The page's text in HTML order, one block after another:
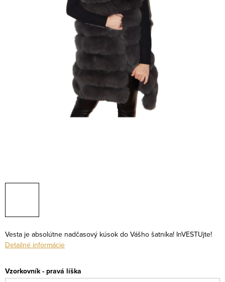
Vesta je absolútne nadčasový kúsok do Vášho šatníka! InVESTUjte!
Detailné informácie
Vzorkovník - pravá líška